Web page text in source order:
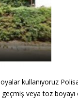
kullanıyoruz
veya toz boyayı